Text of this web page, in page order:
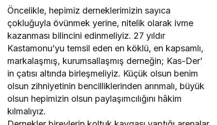
Öncelikle, hepimiz derneklerimizin sayıca
çokluğuyla övünmek yerine, nitelik olarak ivme
kazanması bilincini edinmeliyiz. 27 yıldır
Kastamonu’yu temsil eden en köklü, en kapsamlı,
markalaşmış, kurumsallaşmış derneğin; Kas-Der’
in çatısı altında birleşmeliyiz. Küçük olsun benim
olsun zihniyetinin bencilliklerinden arınmalı, büyük
olsun hepimizin olsun paylaşımcılığını hâkim
kılmalıyız.